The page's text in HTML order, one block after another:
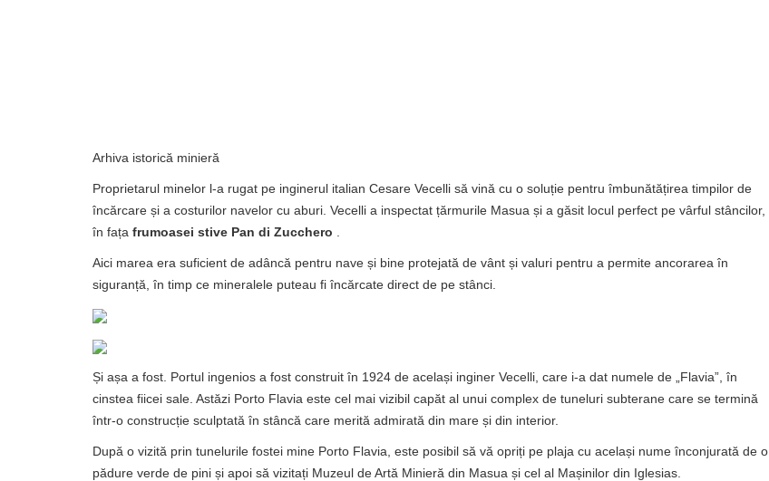
Arhiva istorică minieră
Proprietarul minelor l-a rugat pe inginerul italian Cesare Vecelli să vină cu o soluție pentru îmbunătățirea timpilor de
încărcare și a costurilor navelor cu aburi. Vecelli a inspectat țărmurile Masua și a găsit locul perfect pe vârful stâncilor,
în fața frumoasei stive Pan di Zucchero
Aici marea era suficient de adâncă pentru nave și bine protejată de vânt și valuri pentru a permite ancorarea în
siguranță, în timp ce mineralele puteau fi încărcate direct de pe stânci.
Și așa a fost. Portul ingenios a fost construit în 1924 de același inginer Vecelli, care i-a dat numele de „Flavia”, în
cinstea fiicei sale. Astăzi Porto Flavia este cel mai vizibil capăt al unui complex de tuneluri subterane care se termină
într-o construcție sculptată în stâncă care merită admirată din mare și din interior.
După o vizită prin tunelurile fostei mine Porto Flavia, este posibil să vă opriți pe plaja cu același nume înconjurată de o
pădure verde de pini și apoi să vizitați Muzeul de Artă Minieră din Masua și cel al Mașinilor din Iglesias.